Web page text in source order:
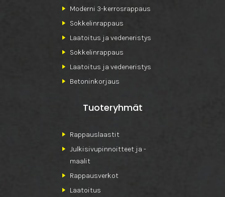
Moderni 3-kerrosrappaus
Sokkelinrappaus
Laatoitus ja vedeneristys
Sokkelinrappaus
Laatoitus ja vedeneristys
Betoninkorjaus
Tuoteryhmät
Rappauslaastit
Julkisivupinnoitteet ja -
maalit
Rappausverkot
Laatoitus